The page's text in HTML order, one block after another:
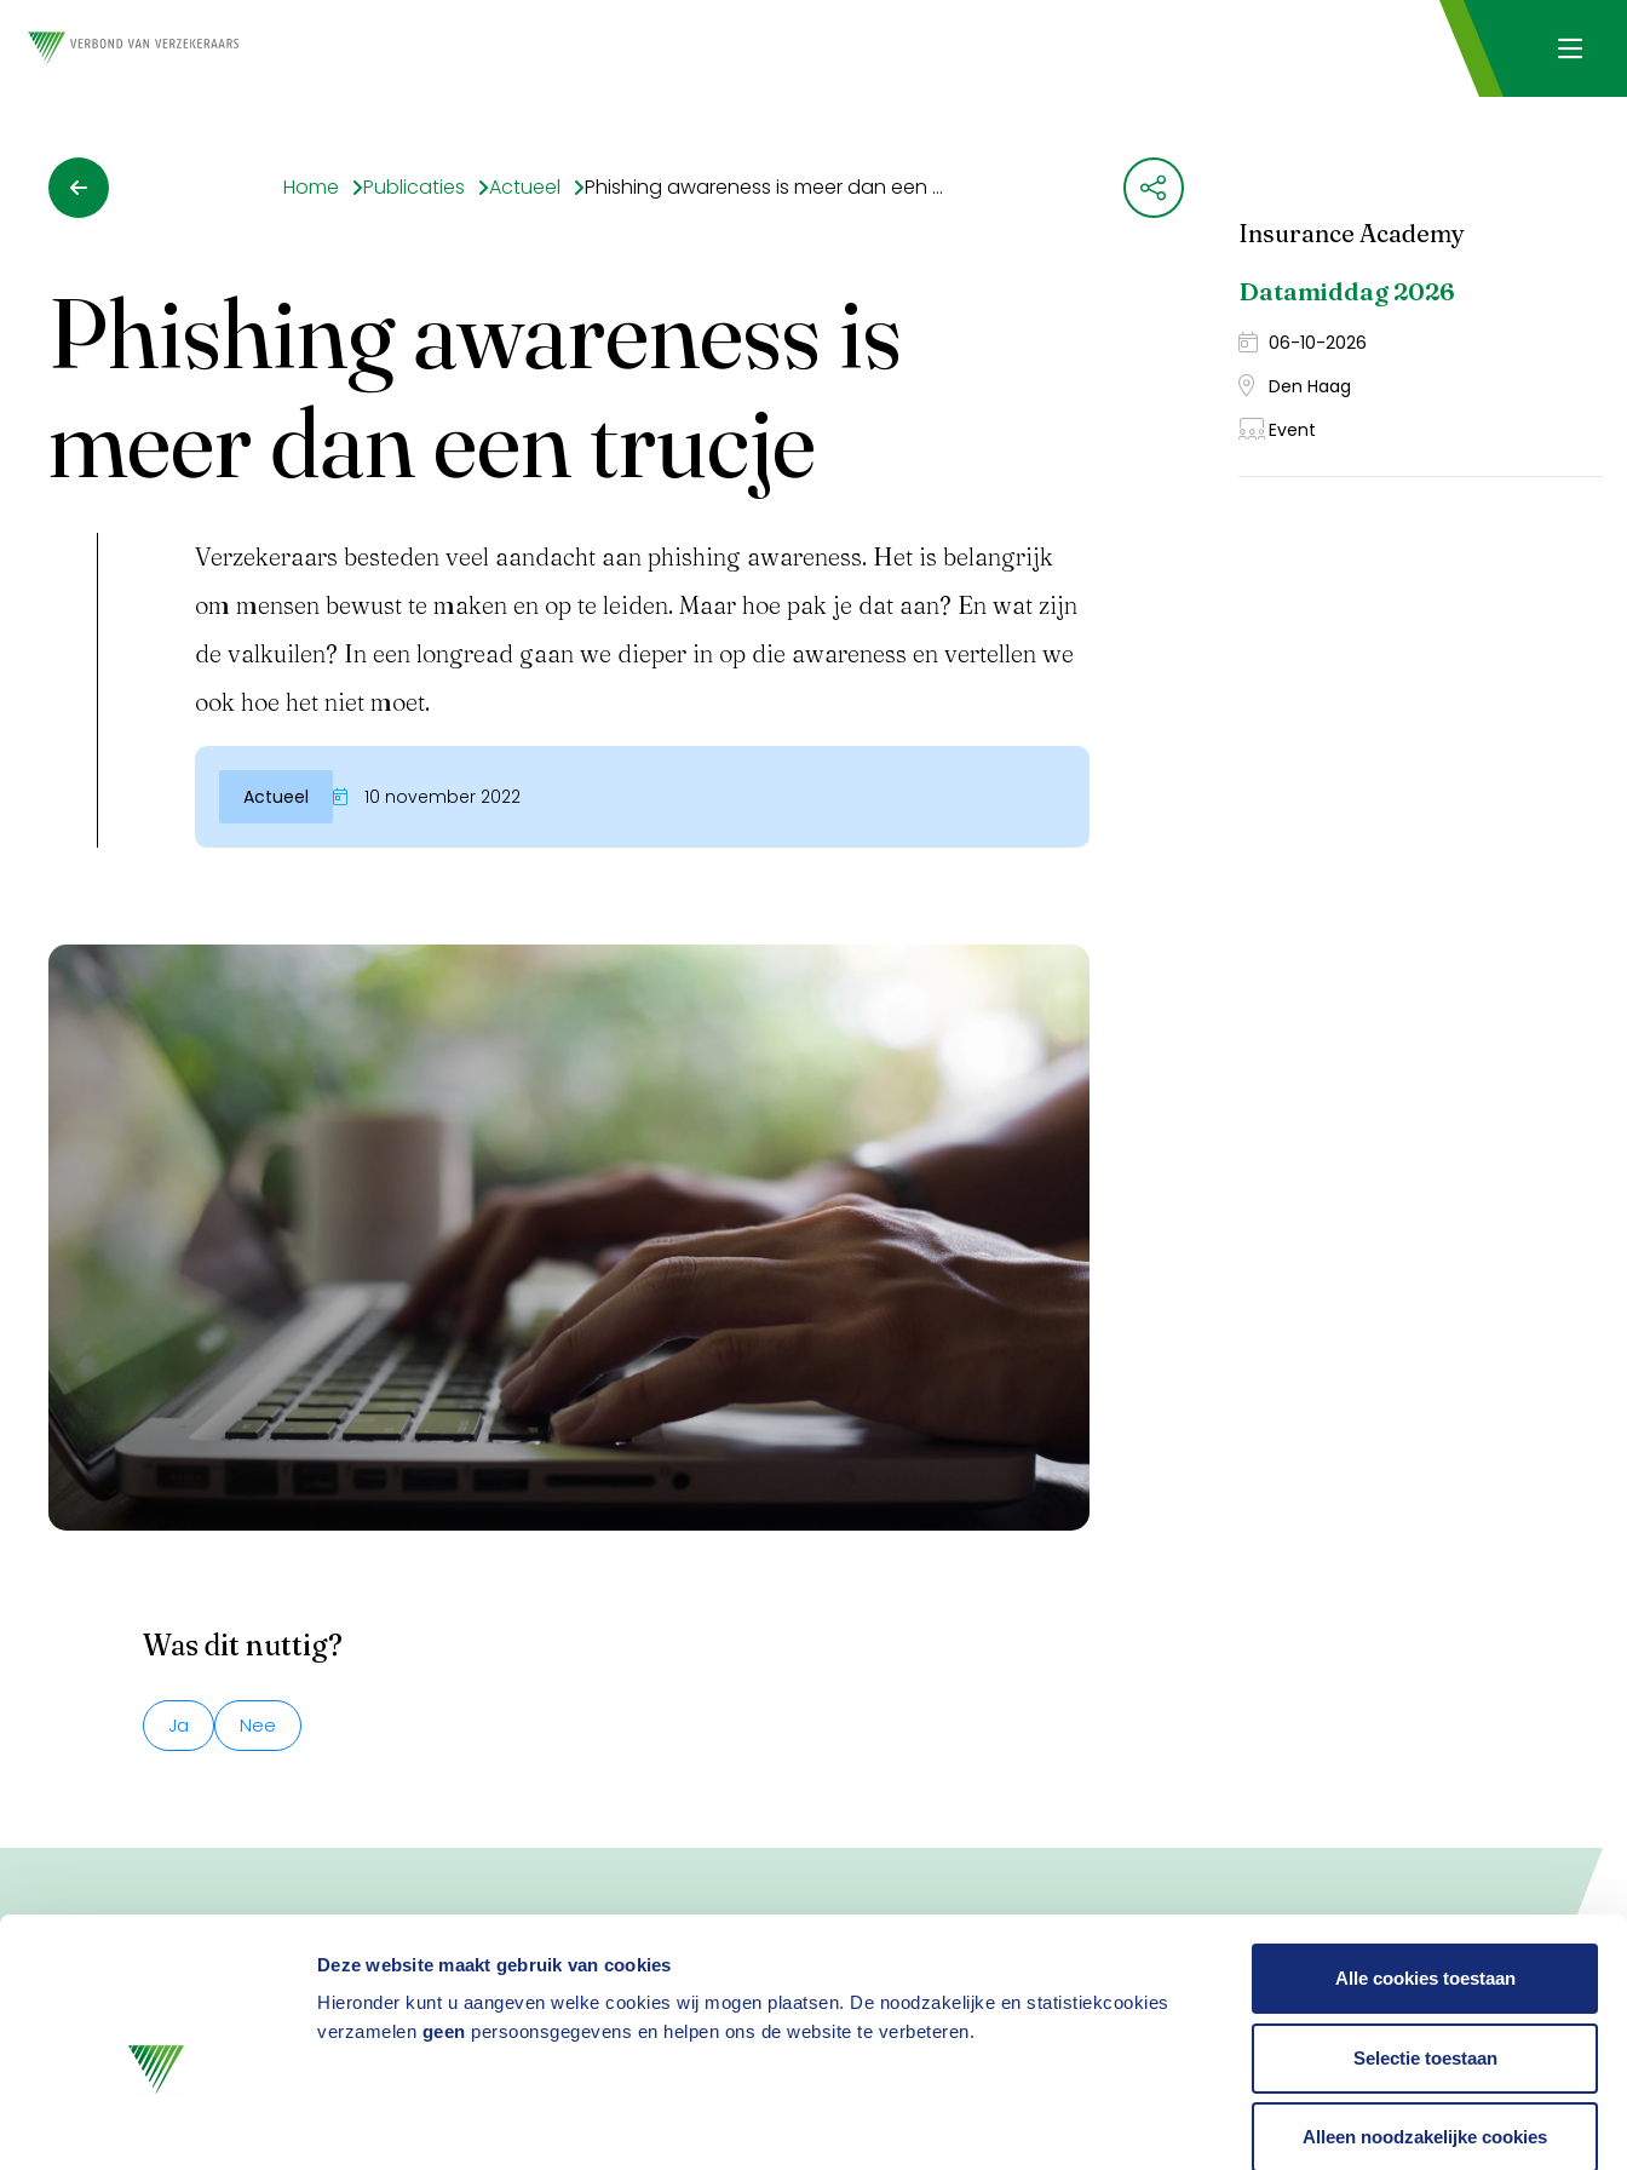
Deze website maakt gebruik van cookies
Hieronder kunt u aangeven welke cookies wij mogen plaatsen. De noodzakelijke en statistiekcookies
verzamelen geen persoonsgegevens en helpen ons de website te verbeteren.
Alle cookies toestaan
Selectie toestaan
Alleen noodzakelijke cookies
Home Publicaties Actueel Phishing awareness is meer dan een trucje
Phishing awareness is
meer dan een trucje
Verzekeraars besteden veel aandacht aan phishing awareness. Het is belangrijk
om mensen bewust te maken en op te leiden. Maar hoe pak je dat aan? En wat zijn
de valkuilen? In een longread gaan we dieper in op die awareness en vertellen we
ook hoe het niet moet.
Actueel 10 november 2022
Was dit nuttig?
Ja Nee
Insurance Academy
Datamiddag 2026
06-10-2026
Den Haag
Event
Blijf op de hoogte van nieuws
en activiteiten
Nieuwsbrief aanvragen